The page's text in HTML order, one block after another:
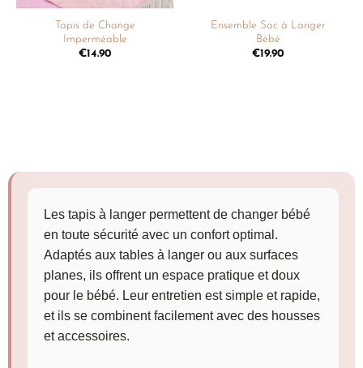
Tapis de Change
Imperméable
€14.90
Ensemble Sac à Langer
Bébé
€19.90
Les tapis à langer permettent de changer bébé
en toute sécurité avec un confort optimal.
Adaptés aux tables à langer ou aux surfaces
planes, ils offrent un espace pratique et doux
pour le bébé. Leur entretien est simple et rapide,
et ils se combinent facilement avec des housses
et accessoires.